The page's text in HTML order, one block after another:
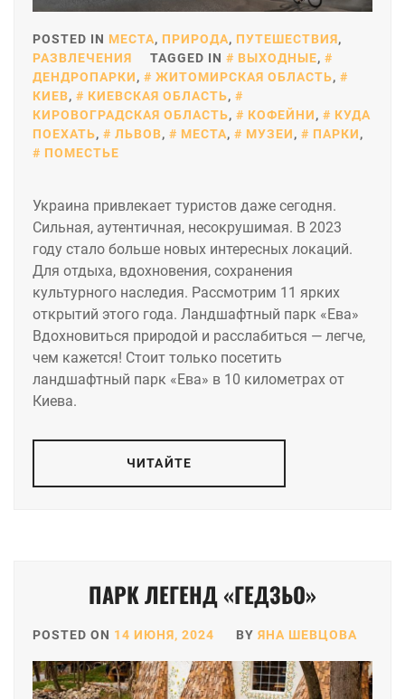
POSTED IN МЕСТА, ПРИРОДА, ПУТЕШЕСТВИЯ,
РАЗВЛЕЧЕНИЯ
TAGGED IN ВЫХОДНЫЕ,
ДЕНДРОПАРКИ, ЖИТОМИРСКАЯ ОБЛАСТЬ,
КИЕВ, КИЕВСКАЯ ОБЛАСТЬ,
КИРОВОГРАДСКАЯ ОБЛАСТЬ, КОФЕЙНИ,
КУДА
ПОЕХАТЬ, ЛЬВОВ, МЕСТА, МУЗЕИ, ПАРКИ,
ПОМЕСТЬЕ
Украина привлекает туристов даже сегодня.
Сильная, аутентичная, несокрушимая. В 2023
году стало больше новых интересных локаций.
Для отдыха, вдохновения, сохранения
культурного наследия. Рассмотрим 11 ярких
открытий этого года. Ландшафтный парк «Ева»
Вдохновиться природой и расслабиться — легче,
чем кажется! Стоит только посетить
ландшафтный парк «Ева» в 10 километрах от
Киева.
ЧИТАЙТЕ
ПАРК ЛЕГЕНД «ГЕДЗЬО»
POSTED ON 14 ИЮНЯ, 2024 BY ЯНА ШЕВЦОВА